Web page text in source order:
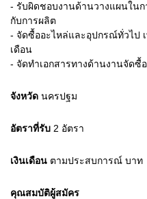
- รับผิดชอบงานด้านวางแผนในก
กับการผลิต
- จัดซื้ออะไหล่และอุปกรณ์ทั่วไป
เดือน
- จัดทำเอกสารทางด้านงานจัดซื้
จังหวัด นครปฐม
อัตราที่รับ 2 อัตรา
เงินเดือน ตามประสบการณ์ บาท
คุณสมบัติผู้สมัคร